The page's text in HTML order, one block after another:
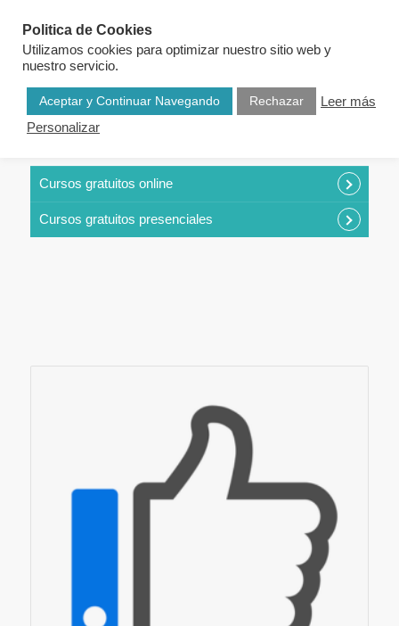
Cursos gratuitos online
Cursos gratuitos presenciales
Politica de Cookies
Utilizamos cookies para optimizar nuestro sitio web y
nuestro servicio.
Aceptar y Continuar Navegando Rechazar
Leer más
Personalizar